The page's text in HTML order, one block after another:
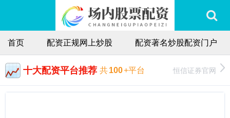
首页 配资正规网上炒股 配资著名炒股配资门户
十大配资平台推荐 共100+平台 恒信证券官网